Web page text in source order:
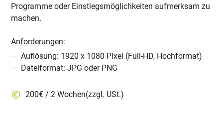
Programme oder Einstiegsmöglichkeiten aufmerksam zu
machen.
Anforderungen:
Auflösung: 1920 x 1080 Pixel (Full-HD, Hochformat)
Dateiformat: JPG oder PNG
200€ / 2 Wochen(zzgl. USt.)